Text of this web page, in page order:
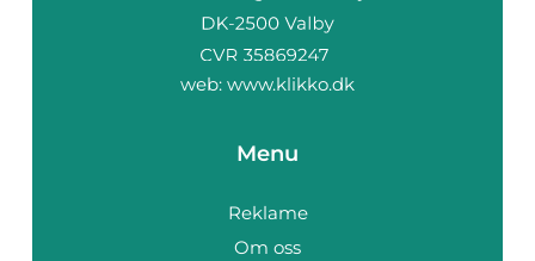
web: www.klikko.dk
Menu
Reklame
Om oss